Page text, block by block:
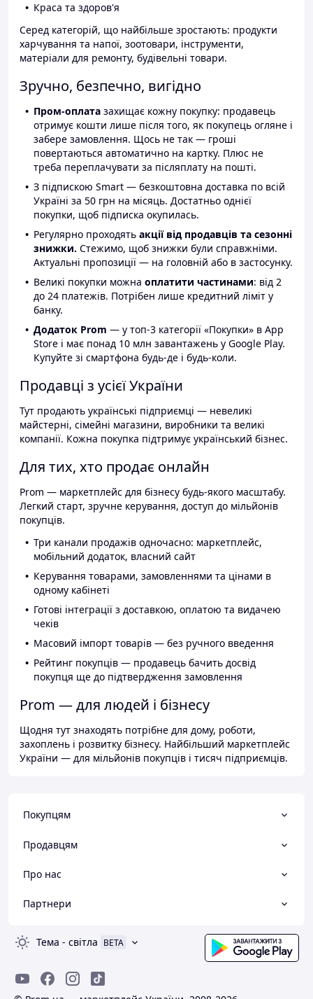
Краса та здоров'я
Серед категорій, що найбільше зростають: продукти
харчування та напої, зоотовари, інструменти,
матеріали для ремонту, будівельні товари.
Зручно, безпечно, вигідно
Пром-оплата захищає кожну покупку: продавець
отримує кошти лише після того, як покупець огляне і
забере замовлення. Щось не так — гроші
повертаються автоматично на картку. Плюс не
треба переплачувати за післяплату на пошті.
З підпискою Smart — безкоштовна доставка по всій
Україні за 50 грн на місяць. Достатньо однієї
покупки, щоб підписка окупилась.
Регулярно проходять акції від продавців та сезонні
знижки. Стежимо, щоб знижки були справжніми.
Актуальні пропозиції — на головній або в застосунку.
Великі покупки можна оплатити частинами: від 2
до 24 платежів. Потрібен лише кредитний ліміт у
банку.
Додаток Prom — у топ-3 категорії «Покупки» в App
Store і має понад 10 млн завантажень у Google Play.
Купуйте зі смартфона будь-де і будь-коли.
Продавці з усієї України
Тут продають українські підприємці — невеликі
майстерні, сімейні магазини, виробники та великі
компанії. Кожна покупка підтримує український бізнес.
Для тих, хто продає онлайн
Prom — маркетплейс для бізнесу будь-якого масштабу.
Легкий старт, зручне керування, доступ до мільйонів
покупців.
Три канали продажів одночасно: маркетплейс,
мобільний додаток, власний сайт
Керування товарами, замовленнями та цінами в
одному кабінеті
Готові інтеграції з доставкою, оплатою та видачею
чеків
Масовий імпорт товарів — без ручного введення
Рейтинг покупців — продавець бачить досвід
покупця ще до підтвердження замовлення
Prom — для людей і бізнесу
Щодня тут знаходять потрібне для дому, роботи,
захоплень і розвитку бізнесу. Найбільший маркетплейс
України — для мільйонів покупців і тисяч підприємців.
Покупцям
Продавцям
Про нас
Партнери
Тема - світла BETA